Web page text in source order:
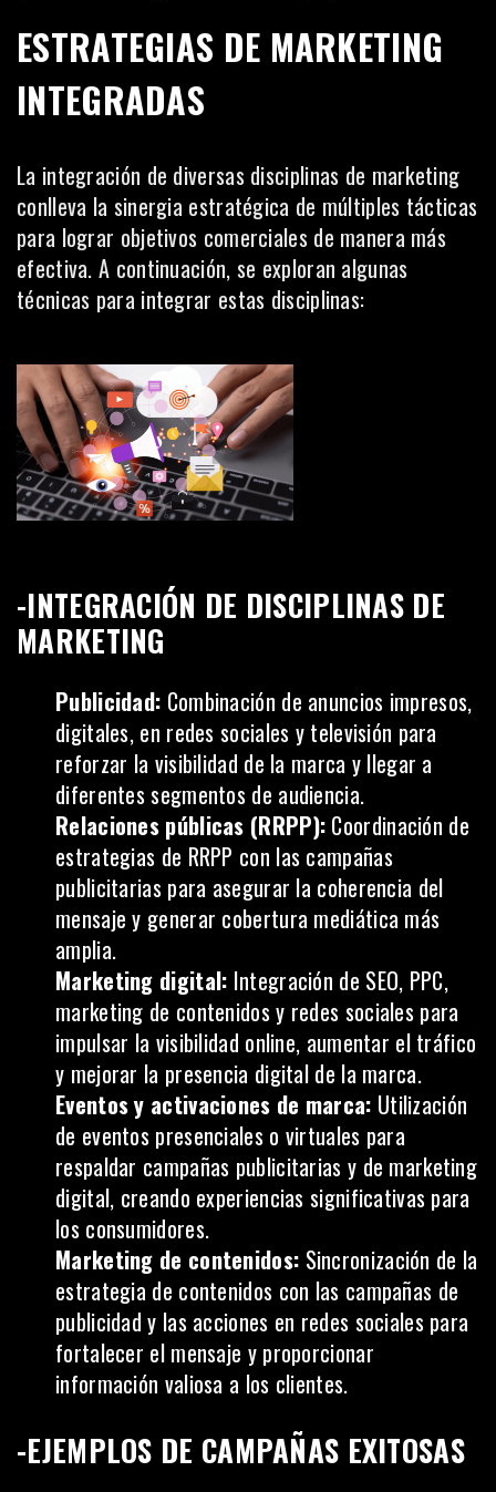
ESTRATEGIAS DE MARKETING
INTEGRADAS
La integración de diversas disciplinas de marketing
conlleva la sinergia estratégica de múltiples tácticas
para lograr objetivos comerciales de manera más
efectiva. A continuación, se exploran algunas
técnicas para integrar estas disciplinas:
-INTEGRACIÓN DE DISCIPLINAS DE
MARKETING
Publicidad: Combinación de anuncios impresos,
digitales, en redes sociales y televisión para
reforzar la visibilidad de la marca y llegar a
diferentes segmentos de audiencia.
Relaciones públicas (RRPP): Coordinación de
estrategias de RRPP con las campañas
publicitarias para asegurar la coherencia del
mensaje y generar cobertura mediática más
amplia.
Marketing digital: Integración de SEO, PPC,
marketing de contenidos y redes sociales para
impulsar la visibilidad online, aumentar el tráfico
y mejorar la presencia digital de la marca.
Eventos y activaciones de marca: Utilización
de eventos presenciales o virtuales para
respaldar campañas publicitarias y de marketing
digital, creando experiencias significativas para
los consumidores.
Marketing de contenidos: Sincronización de la
estrategia de contenidos con las campañas de
publicidad y las acciones en redes sociales para
fortalecer el mensaje y proporcionar
información valiosa a los clientes.
-EJEMPLOS DE CAMPAÑAS EXITOSAS